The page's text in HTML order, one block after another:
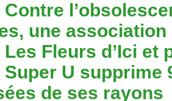
Contre
une
Les Fleurs d’Ici et
Super U supprime
de ses rayons